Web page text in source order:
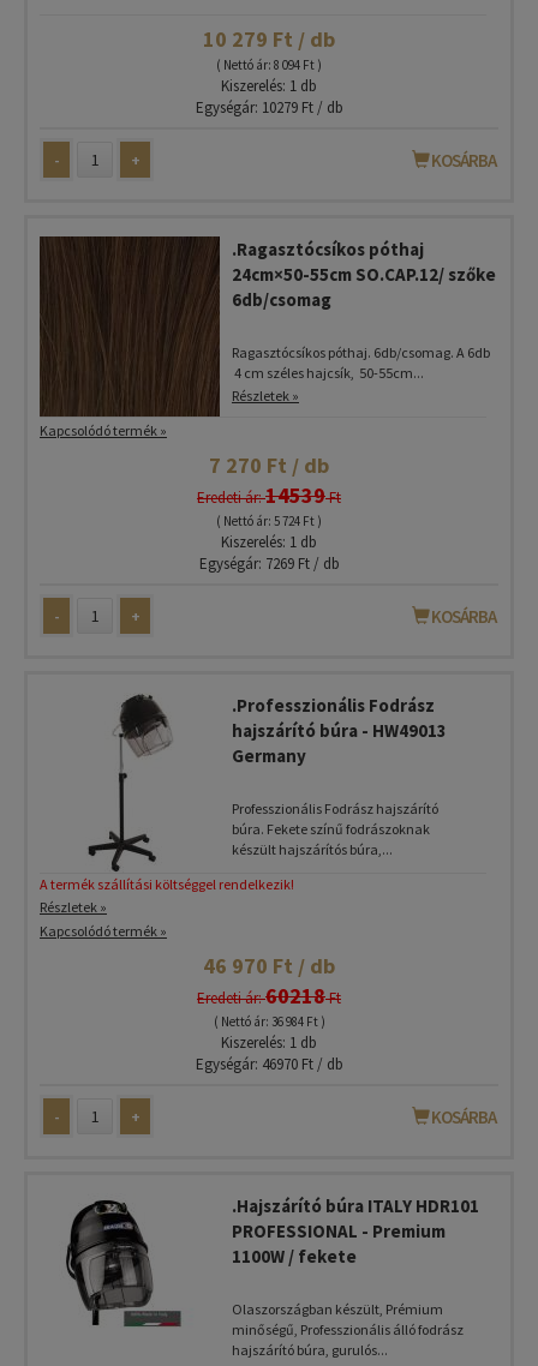
10 279 Ft / db
( Nettó ár: 8 094 Ft )
Kiszerelés: 1 db
Egységár: 10279 Ft / db
- + KOSÁRBA
.Ragasztócsíkos póthaj
24cm×50-55cm SO.CAP.12/ szőke
6db/csomag
Ragasztócsíkos póthaj. 6db/csomag. A 6db
4 cm széles hajcsík, 50-55cm...
Részletek »
Kapcsolódó termék »
7 270 Ft / db
Eredeti ár:14539Ft
( Nettó ár: 5 724 Ft )
Kiszerelés: 1 db
Egységár: 7269 Ft / db
- + KOSÁRBA
.Professzionális Fodrász
hajszárító búra - HW49013
Germany
Professzionális Fodrász hajszárító
búra. Fekete színű fodrászoknak
készült hajszárítós búra,...
A termék szállítási költséggel rendelkezik!
Részletek »
Kapcsolódó termék »
46 970 Ft / db
Eredeti ár:60218Ft
( Nettó ár: 36 984 Ft )
Kiszerelés: 1 db
Egységár: 46970 Ft / db
- + KOSÁRBA
.Hajszárító búra ITALY HDR101
PROFESSIONAL - Premium
1100W / fekete
Olaszországban készült, Prémium
minőségű, Professzionális álló fodrász
hajszárító búra, gurulós...